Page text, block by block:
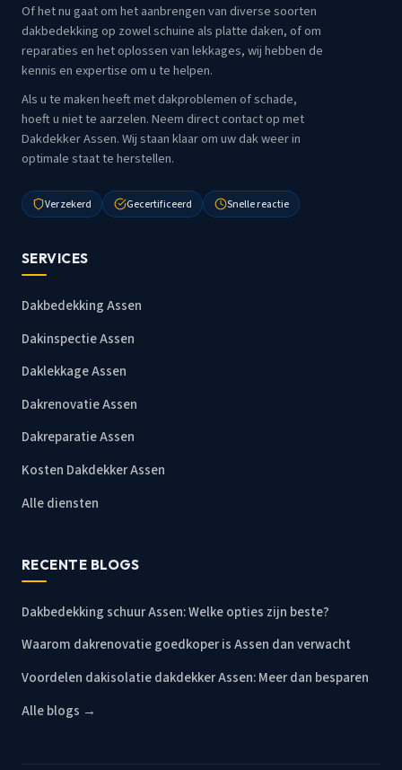
Of het nu gaat om het aanbrengen van diverse soorten
dakbedekking op zowel schuine als platte daken, of om
reparaties en het oplossen van lekkages, wij hebben de
kennis en expertise om u te helpen.
Als u te maken heeft met dakproblemen of schade,
hoeft u niet te aarzelen. Neem direct contact op met
Dakdekker Assen. Wij staan klaar om uw dak weer in
optimale staat te herstellen.
Verzekerd Gecertificeerd Snelle reactie
SERVICES
Dakbedekking Assen
Dakinspectie Assen
Daklekkage Assen
Dakrenovatie Assen
Dakreparatie Assen
Kosten Dakdekker Assen
Alle diensten
RECENTE BLOGS
Dakbedekking schuur Assen: Welke opties zijn beste?
Waarom dakrenovatie goedkoper is Assen dan verwacht
Voordelen dakisolatie dakdekker Assen: Meer dan besparen
Alle blogs →